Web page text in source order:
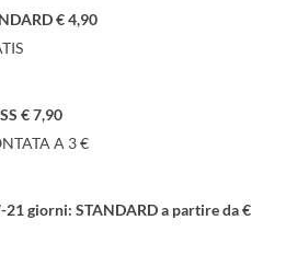
€ 4,90
€ 7,90
A 3 €
21 giorni: STANDARD a partire da €